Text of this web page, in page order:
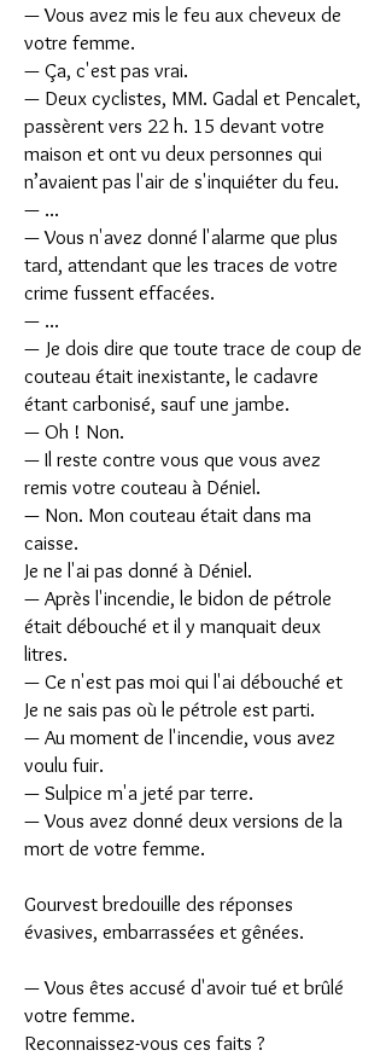
— Vous avez mis le feu aux cheveux de
votre femme.
— Ça, c'est pas vrai.
— Deux cyclistes, MM. Gadal et Pencalet,
passèrent vers 22 h. 15 devant votre
maison et ont vu deux personnes qui
n’avaient pas l'air de s'inquiéter du feu.
— ...
— Vous n'avez donné l'alarme que plus
tard, attendant que les traces de votre
crime fussent effacées.
— ...
— Je dois dire que toute trace de coup de
couteau était inexistante, le cadavre
étant carbonisé, sauf une jambe.
— Oh ! Non.
— Il reste contre vous que vous avez
remis votre couteau à Déniel.
— Non. Mon couteau était dans ma
caisse.
Je ne l'ai pas donné à Déniel.
— Après l'incendie, le bidon de pétrole
était débouché et il y manquait deux
litres.
— Ce n'est pas moi qui l'ai débouché et
Je ne sais pas où le pétrole est parti.
— Au moment de l'incendie, vous avez
voulu fuir.
— Sulpice m'a jeté par terre.
— Vous avez donné deux versions de la
mort de votre femme.
Gourvest bredouille des réponses
évasives, embarrassées et gênées.
— Vous êtes accusé d'avoir tué et brûlé
votre femme.
Reconnaissez-vous ces faits ?